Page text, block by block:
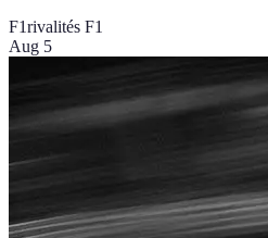
F1rivalités F1
Aug 5